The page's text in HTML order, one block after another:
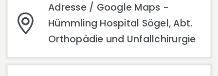
Adresse / Google Maps -
Hümmling Hospital Sögel, Abt.
Orthopädie und Unfallchirurgie